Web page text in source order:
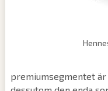
premiumsegmentet är